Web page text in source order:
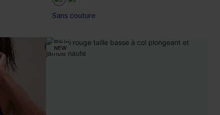
Sans couture
NEW